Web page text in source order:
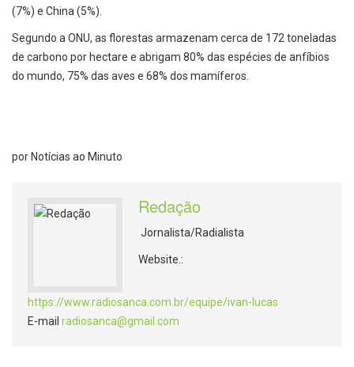
(7%) e China (5%).
Segundo a ONU, as florestas armazenam cerca de 172 toneladas
de carbono por hectare e abrigam 80% das espécies de anfíbios
do mundo, 75% das aves e 68% dos mamíferos.
por Notícias ao Minuto
Redação
Jornalista/Radialista
Website.:
https://www.radiosanca.com.br/equipe/ivan-lucas
E-mail radiosanca@gmail.com